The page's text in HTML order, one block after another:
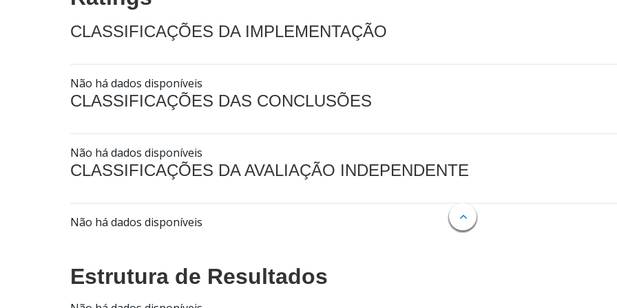
CLASSIFICAÇÕES DA IMPLEMENTAÇÃO
Não há dados disponíveis
CLASSIFICAÇÕES DAS CONCLUSÕES
Não há dados disponíveis
CLASSIFICAÇÕES DA AVALIAÇÃO INDEPENDENTE
Não há dados disponíveis
Estrutura de Resultados